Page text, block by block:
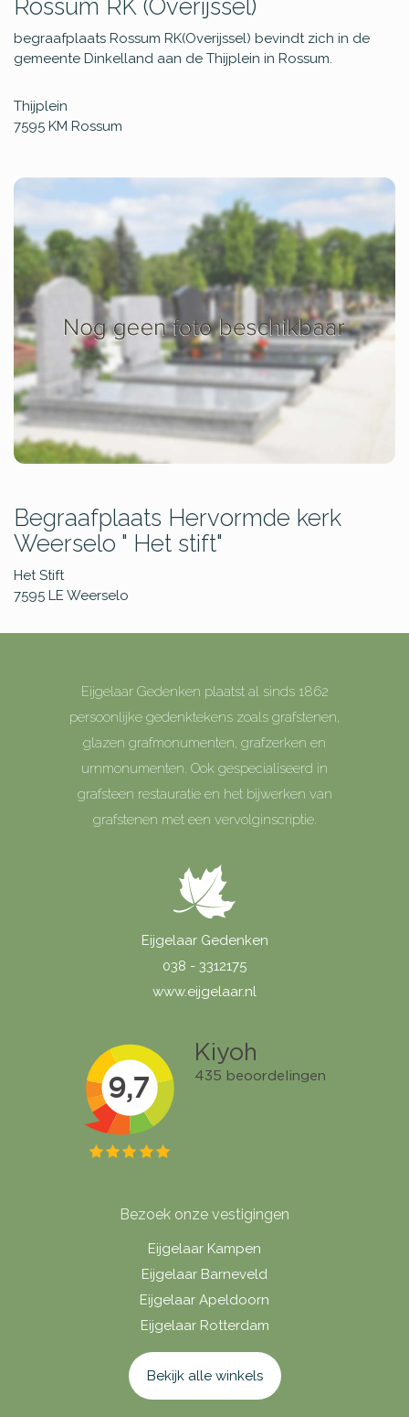
Rossum RK (Overijssel)
begraafplaats Rossum RK(Overijssel) bevindt zich in de
gemeente Dinkelland aan de Thijplein in Rossum.
Thijplein
7595 KM Rossum
Begraafplaats Hervormde kerk
Weerselo " Het stift"
Het Stift
7595 LE Weerselo
Eijgelaar Gedenken plaatst al sinds 1862
persoonlijke gedenktekens zoals grafstenen,
glazen grafmonumenten, grafzerken en
urnmonumenten. Ook gespecialiseerd in
grafsteen restauratie en het bijwerken van
grafstenen met een vervolginscriptie.
Eijgelaar Gedenken
038 - 3312175
www.eijgelaar.nl
Bezoek onze vestigingen
Eijgelaar Kampen
Eijgelaar Barneveld
Eijgelaar Apeldoorn
Eijgelaar Rotterdam
Bekijk alle winkels